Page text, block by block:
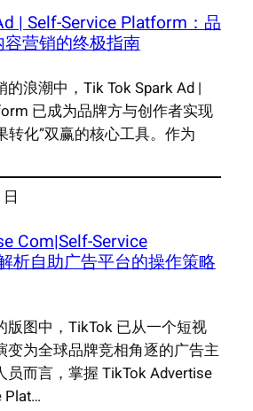
| Self-Service Platform：品
营销的终极指南
浪潮中，Tik Tok Spark Ad |
已成为品牌方与创作者实现
转化”双赢的核心工具。作为
Com|Self-Service
析自助广告平台的操作策略
版图中，TikTok 已从一个短视
变为全球品牌竞相角逐的广告主
员而言，掌握 TikTok Advertise
Plat…